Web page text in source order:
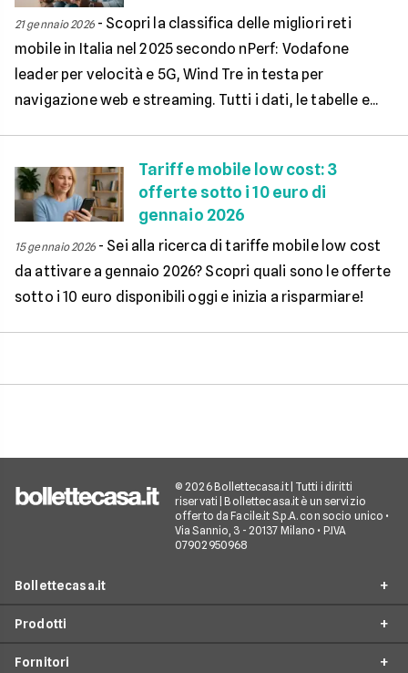
21 gennaio 2026- Scopri la classifica delle migliori reti
mobile in Italia nel 2025 secondo nPerf: Vodafone
leader per velocità e 5G, Wind Tre in testa per
navigazione web e streaming. Tutti i dati, le tabelle e...
Tariffe mobile low cost: 3
offerte sotto i 10 euro di
gennaio 2026
15 gennaio 2026- Sei alla ricerca di tariffe mobile low cost
da attivare a gennaio 2026? Scopri quali sono le offerte
sotto i 10 euro disponibili oggi e inizia a risparmiare!
© 2026 Bollettecasa.it | Tutti i diritti
riservati | Bollettecasa.it è un servizio
offerto da Facile.it S.p.A. con socio unico •
Via Sannio, 3 - 20137 Milano • P.IVA
07902950968
Bollettecasa.it
Contatti
Prodotti
Fornitori